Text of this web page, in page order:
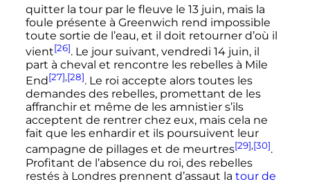
quitter la tour par le fleuve le 13 juin, mais la
foule présente à Greenwich rend impossible
toute sortie de l’eau, et il doit retourner d’où il
vient[26]. Le jour suivant, vendredi 14 juin, il
part à cheval et rencontre les rebelles à Mile
End[27],[28]. Le roi accepte alors toutes les
demandes des rebelles, promettant de les
affranchir et même de les amnistier s’ils
acceptent de rentrer chez eux, mais cela ne
fait que les enhardir et ils poursuivent leur
campagne de pillages et de meurtres[29],[30].
Profitant de l’absence du roi, des rebelles
restés à Londres prennent d’assaut la tour de